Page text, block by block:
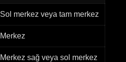
Sol merkez veya tam merkez
Merkez
Merkez sağ veya sol merkez